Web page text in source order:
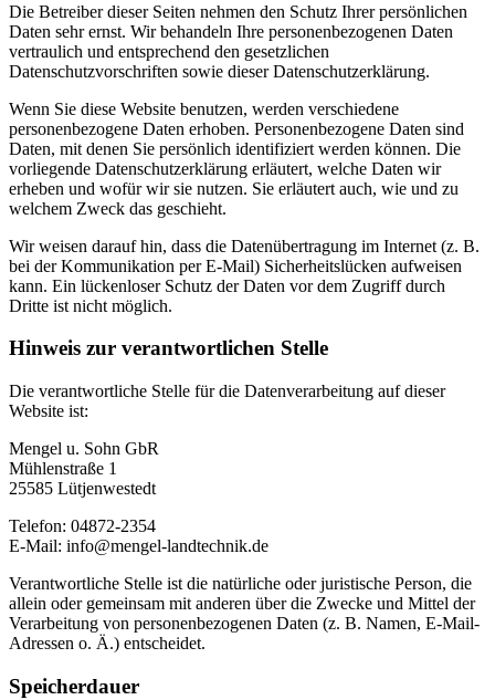
Die Betreiber dieser Seiten nehmen den Schutz Ihrer persönlichen
Daten sehr ernst. Wir behandeln Ihre personenbezogenen Daten
vertraulich und entsprechend den gesetzlichen
Datenschutzvorschriften sowie dieser Datenschutzerklärung.
Wenn Sie diese Website benutzen, werden verschiedene
personenbezogene Daten erhoben. Personenbezogene Daten sind
Daten, mit denen Sie persönlich identifiziert werden können. Die
vorliegende Datenschutzerklärung erläutert, welche Daten wir
erheben und wofür wir sie nutzen. Sie erläutert auch, wie und zu
welchem Zweck das geschieht.
Wir weisen darauf hin, dass die Datenübertragung im Internet (z. B.
bei der Kommunikation per E-Mail) Sicherheitslücken aufweisen
kann. Ein lückenloser Schutz der Daten vor dem Zugriff durch
Dritte ist nicht möglich.
Hinweis zur verantwortlichen Stelle
Die verantwortliche Stelle für die Datenverarbeitung auf dieser
Website ist:
Mengel u. Sohn GbR
Mühlenstraße 1
25585 Lütjenwestedt
Telefon: 04872-2354
E-Mail: info@mengel-landtechnik.de
Verantwortliche Stelle ist die natürliche oder juristische Person, die
allein oder gemeinsam mit anderen über die Zwecke und Mittel der
Verarbeitung von personenbezogenen Daten (z. B. Namen, E-Mail-
Adressen o. Ä.) entscheidet.
Speicherdauer